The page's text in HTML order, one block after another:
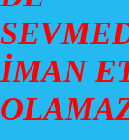
İMAN